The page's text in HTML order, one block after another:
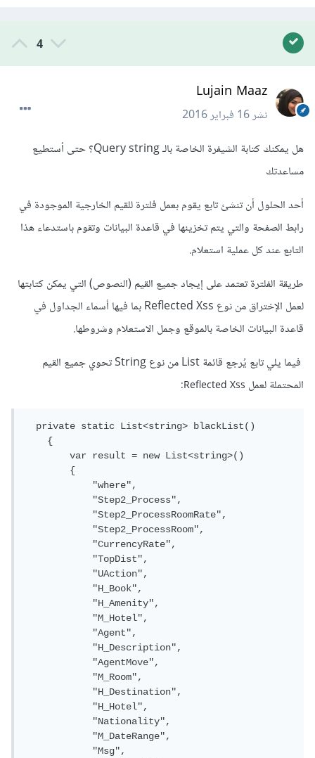
4
Lujain Maaz
نشر16 فبراير 2016
هل يمكنك كتابة الشيفرة الخاصة بالـ Query string؟ حتى أستطيع
مساعدتك
أحد الحلول أن تنشئ تابع يقوم بعمل فلترة للقيم الخارجية الموجودة في
رابط الصفحة والتي يتم تخزينها في قاعدة البيانات وتقوم باستدعاء هذا
التابع عند كل عملية استعلام.
طريقة الفلترة تعتمد على إيجاد جميع القيم (النصوص) التي يمكن كتابتها
لعمل الإختراق من نوع Reflected Xss بما فيها أسماء الجداول في
قاعدة البيانات الخاصة بالموقع وجمل الاستعلام وشروطها.
فيما يلي تابع يُرجع قائمة List من نوع String تحوي جميع القيم
المحتملة لعمل Reflected Xss:
private static List<string> blackList()
{
        var result
= new List<string>()
{
"where",
"Step2_Process",
"Step2_ProcessRoomRate",
"Step2_ProcessRoom",
"CurrencyRate",
"TopDist",
"UAction",
"H_Book",
"H_Amenity",
"M_Hotel",
"Agent",
"H_Description",
"AgentMove",
"M_Room",
"H_Destination",
"H_Hotel",
"Nationality",
"M_DateRange",
"Msg",